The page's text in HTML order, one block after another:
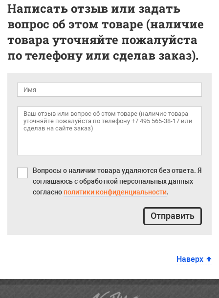
Написать отзыв или задать
вопрос об этом товаре (наличие
товара уточняйте пожалуйста
по телефону или сделав заказ).
Вопросы о наличии товара удаляются без ответа. Я
соглашаюсь с обработкой персональных данных
согласно политики конфиденциальности.
Отправить
Наверх